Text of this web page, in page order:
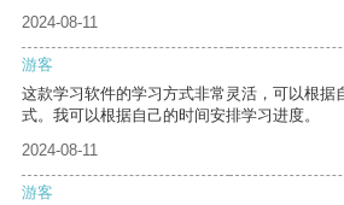
2024-08-11
游客
这款学习软件的学习方式非常灵活，可以根据
式。我可以根据自己的时间安排学习进度。
2024-08-11
游客